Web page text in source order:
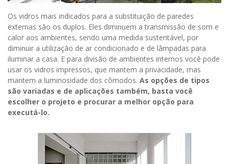
Os vidros mais indicados para a substituição de paredes
externas são os duplos. Eles diminuem a transmissão de som e
calor aos ambientes, sendo uma medida sustentável, por
diminuir a utilização de ar condicionado e de lâmpadas para
iluminar a casa. E para divisão de ambientes internos você pode
usar os vidros impressos, que mantem a privacidade, mas
mantem a luminosidade dos cômodos. As opções de tipos
são variadas e de aplicações também, basta você
escolher o projeto e procurar a melhor opção para
executá-lo.